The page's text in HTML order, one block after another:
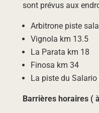
sont prévus aux
Arbitrone piste
Vignola km 13.5
La Parata km 18
Finosa km 34
La piste du Salario
​Barrières horaires (